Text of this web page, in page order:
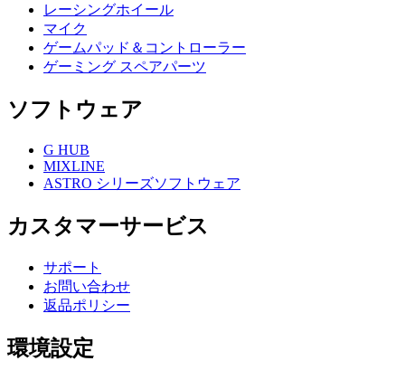
レーシングホイール
マイク
ゲームパッド＆コントローラー
ゲーミング スペアパーツ
ソフトウェア
G HUB
MIXLINE
ASTRO シリーズソフトウェア
カスタマーサービス
サポート
お問い合わせ
返品ポリシー
環境設定